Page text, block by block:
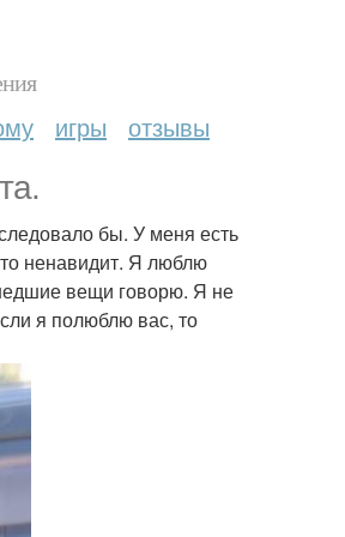
игры отзывы
бы. У меня есть
ненавидит. Я люблю
вещи говорю. Я не
я полюблю вас, то